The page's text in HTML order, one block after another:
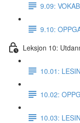
9.09:
9.10:
Leksjon 10:
10.01:
10.02:
10.03: